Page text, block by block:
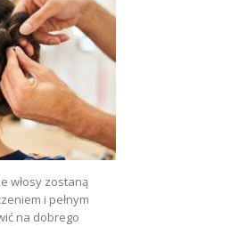
włosy zostaną
i pełnym
na dobrego